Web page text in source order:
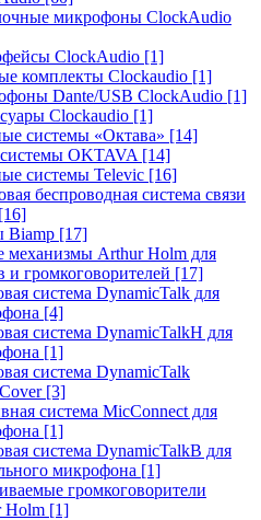
микрофоны ClockAudio
ClockAudio [1]
комплекты Clockaudio [1]
Dante/USB ClockAudio [1]
Clockaudio [1]
системы «Октава» [14]
OKTAVA [14]
системы Televic [16]
беспроводная система связи
[16]
Biamp [17]
Arthur Holm для
громкоговорителей [17]
система DynamicTalk для
[4]
система DynamicTalkH для
[1]
система DynamicTalk
[3]
система MicConnect для
[1]
система DynamicTalkB для
микрофона [1]
громкоговорители
Holm [1]